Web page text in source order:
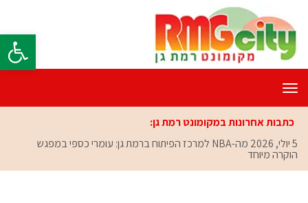
פתח
תפריט
כתבות אחרונות במקומונט רמת גן:
5 יולי, 2026
מה-NBA למרכז הפיתוח ברמת גן: עומרי כספי במפגש
הוקרה מיוחד